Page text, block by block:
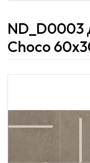
ND_D0003
Choco